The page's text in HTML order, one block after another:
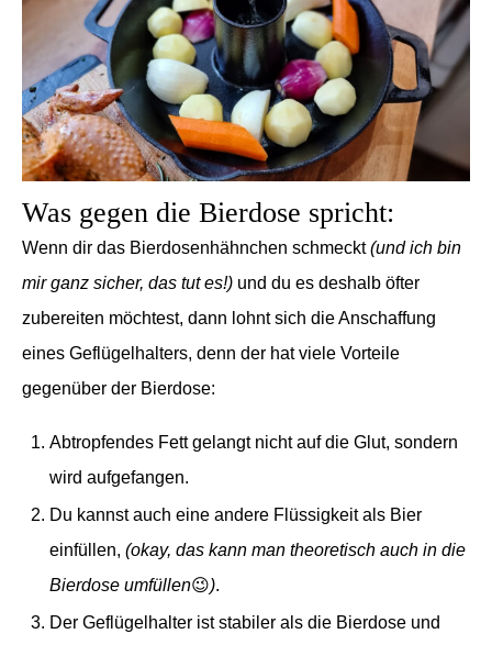
Was gegen die Bierdose spricht:
Wenn dir das Bierdosenhähnchen schmeckt(und ich bin
mir ganz sicher, das tut es!) und du es deshalb öfter
zubereiten möchtest, dann lohnt sich die Anschaffung
eines Geflügelhalters, denn der hat viele Vorteile
gegenüber der Bierdose:
Abtropfendes Fett gelangt nicht auf die Glut, sondern
wird aufgefangen.
Du kannst auch eine andere Flüssigkeit als Bier
einfüllen, (okay, das kann man theoretisch auch in die
Bierdose umfüllen😉).
Der Geflügelhalter ist stabiler als die Bierdose und